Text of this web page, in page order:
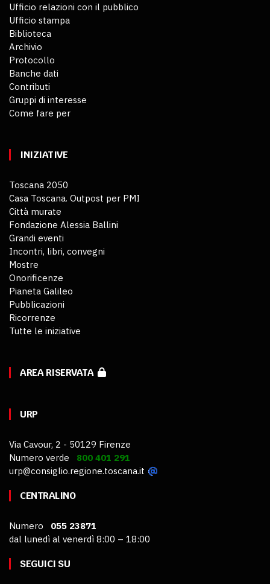
Ufficio relazioni con il pubblico
Ufficio stampa
Biblioteca
Archivio
Protocollo
Banche dati
Contributi
Gruppi di interesse
Come fare per
INIZIATIVE
Toscana 2050
Casa Toscana. Outpost per PMI
Città murate
Fondazione Alessia Ballini
Grandi eventi
Incontri, libri, convegni
Mostre
Onorificenze
Pianeta Galileo
Pubblicazioni
Ricorrenze
Tutte le iniziative
AREA RISERVATA
URP
Via Cavour, 2 - 50129 Firenze
Numero verde 800 401 291
urp@consiglio.regione.toscana.it
CENTRALINO
Numero 055 23871
dal lunedì al venerdì 8:00 – 18:00
SEGUICI SU